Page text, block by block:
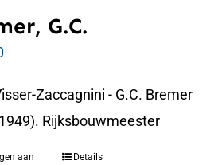
G.C.
Zaccagnini - G.C. Bremer
Rijksbouwmeester
aan
Details